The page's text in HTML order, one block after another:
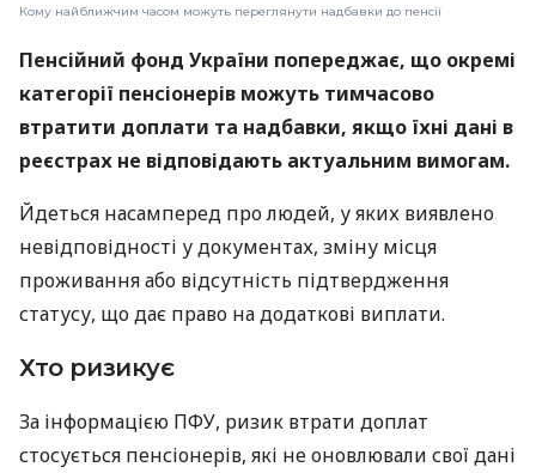
Кому найближчим часом можуть переглянути надбавки до пенсії
Пенсійний фонд України попереджає, що окремі
категорії пенсіонерів можуть тимчасово
втратити доплати та надбавки, якщо їхні дані в
реєстрах не відповідають актуальним вимогам.
Йдеться насамперед про людей, у яких виявлено
невідповідності у документах, зміну місця
проживання або відсутність підтвердження
статусу, що дає право на додаткові виплати.
Хто ризикує
За інформацією ПФУ, ризик втрати доплат
стосується пенсіонерів, які не оновлювали свої дані